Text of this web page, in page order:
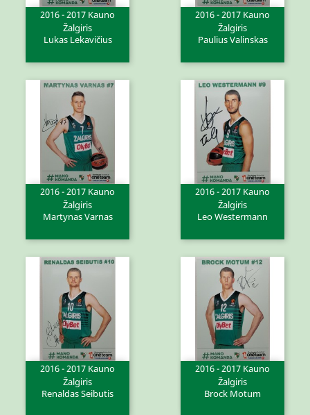
2016 - 2017 Kauno
Žalgiris
Lukas Lekavičius
2016 - 2017 Kauno
Žalgiris
Paulius Valinskas
2016 - 2017 Kauno
Žalgiris
Martynas Varnas
2016 - 2017 Kauno
Žalgiris
Leo Westermann
2016 - 2017 Kauno
Žalgiris
Renaldas Seibutis
2016 - 2017 Kauno
Žalgiris
Brock Motum